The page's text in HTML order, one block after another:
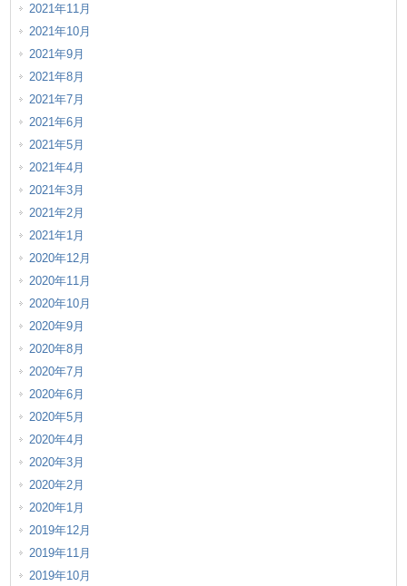
2021年11月
2021年10月
2021年9月
2021年8月
2021年7月
2021年6月
2021年5月
2021年4月
2021年3月
2021年2月
2021年1月
2020年12月
2020年11月
2020年10月
2020年9月
2020年8月
2020年7月
2020年6月
2020年5月
2020年4月
2020年3月
2020年2月
2020年1月
2019年12月
2019年11月
2019年10月